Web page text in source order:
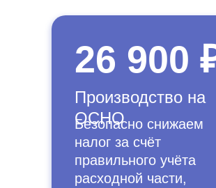
26 900
Производство на
ОСНО
Безопасно снижаем
налог за счёт
правильного учёта
расходной части,